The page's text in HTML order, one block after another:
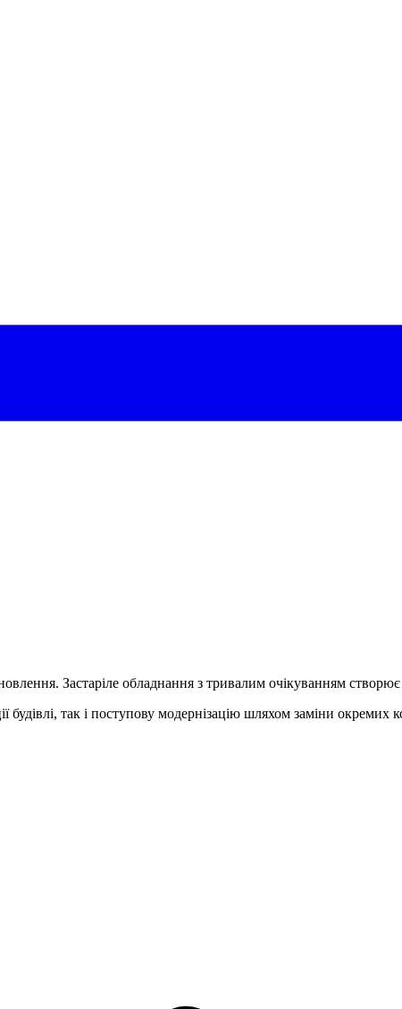
Застаріле обладнання з тривалим очікуванням створює
так і поступову модернізацію шляхом заміни